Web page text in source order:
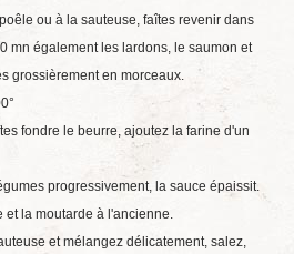
ou à la sauteuse, faîtes revenir dans
mn également les lardons, le saumon et
grossièrement en morceaux.
fondre le beurre, ajoutez la farine d'un
progressivement, la sauce épaissit.
et la moutarde à l'ancienne.
et mélangez délicatement, salez,